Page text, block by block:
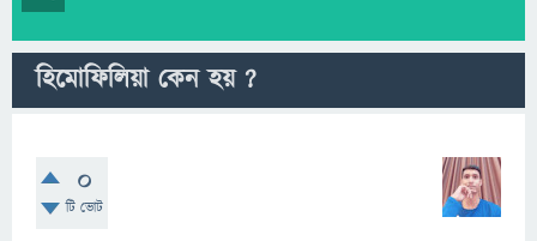
হিমোফিলিয়া কেন হয় ?
0
টি ভোট